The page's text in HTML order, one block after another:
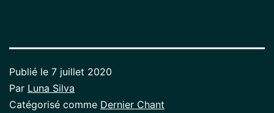
Publié le 7 juillet 2020
Par Luna Silva
Catégorisé comme Dernier Chant